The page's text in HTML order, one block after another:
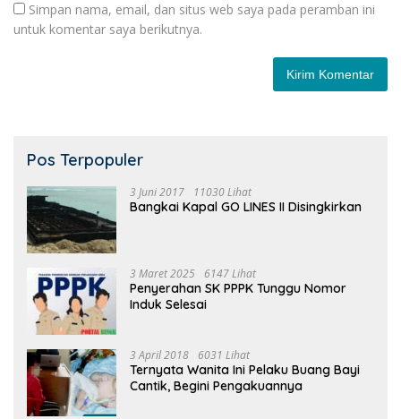
Simpan nama, email, dan situs web saya pada peramban ini
untuk komentar saya berikutnya.
Pos Terpopuler
3 Juni 2017 11030 Lihat
Bangkai Kapal GO LINES II Disingkirkan
3 Maret 2025 6147 Lihat
Penyerahan SK PPPK Tunggu Nomor
Induk Selesai
3 April 2018 6031 Lihat
Ternyata Wanita Ini Pelaku Buang Bayi
Cantik, Begini Pengakuannya